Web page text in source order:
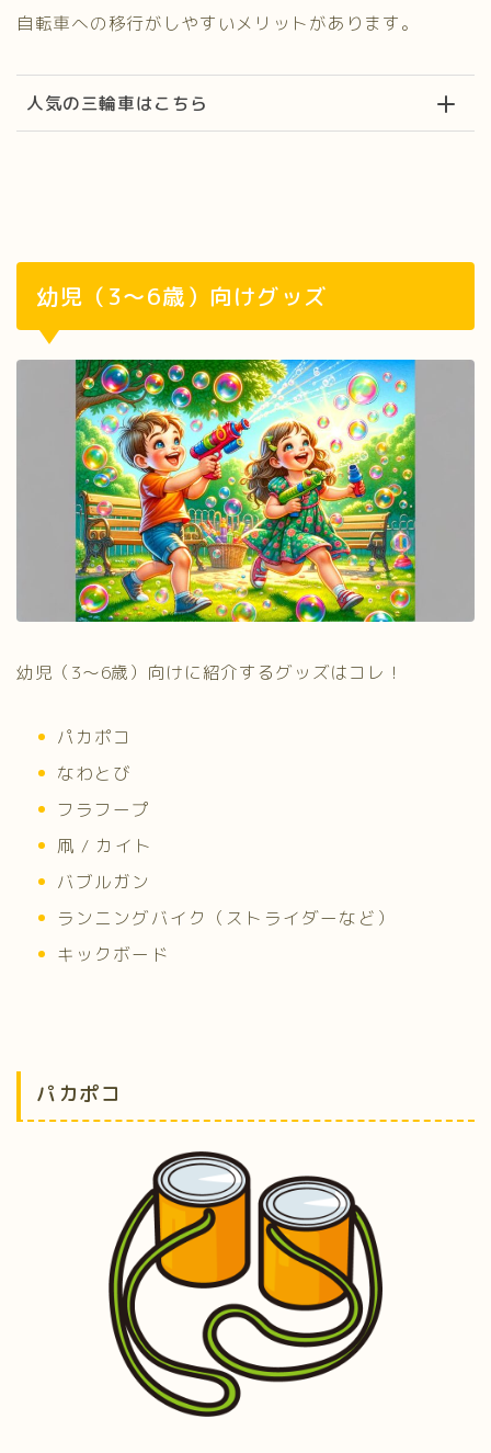
自転車への移行がしやすいメリットがあります。
人気の三輪車はこちら
幼児（3～6歳）向けグッズ
幼児（3～6歳）向けに紹介するグッズはコレ！
パカポコ
なわとび
フラフープ
凧 / カイト
バブルガン
ランニングバイク（ストライダーなど）
キックボード
パカポコ